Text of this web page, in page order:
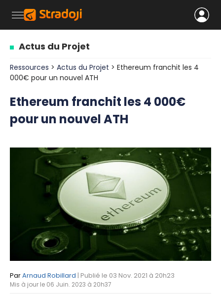
Actus du Projet
Ressources > Actus du Projet > Ethereum franchit les 4
000€ pour un nouvel ATH
Ethereum franchit les 4 000€
pour un nouvel ATH
ParArnaud Robillard | Publié le 03 Nov. 2021 à 20h23
Mis à jour le 06 Juin. 2023 à 20h37